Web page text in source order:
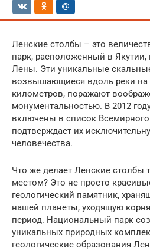
Ленские столбы – это
парк, расположенный в Якутии,
Лены. Эти уникальные
возвышающиеся вдоль реки на
километров, поражают
монументальностью. В 2012
включены в список
подтверждает их
человечества.
Что же делает Ленские столбы
местом? Это не просто
геологический памятник,
нашей планеты, уходящую
период. Национальный парк
уникальных природных
геологические образования